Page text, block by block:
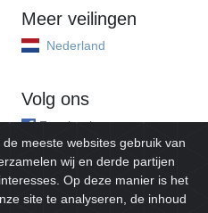
Meer veilingen
Nederland
Volg ons
Facebook
meeste websites gebruik van
wij en derde partijen
Op deze manier is het
site te analyseren, de inhoud